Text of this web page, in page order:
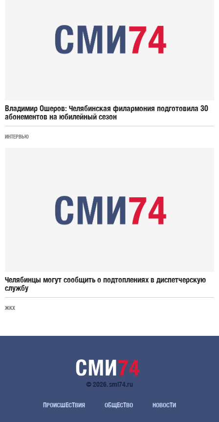
Владимир Ошеров: Челябинская филармония подготовила 30
абонементов на юбилейный сезон
ИНТЕРВЬЮ
Челябинцы могут сообщить о подтоплениях в диспетчерскую
службу
ЖКХ
© 2026. smi74.ru
ПРОИСШЕСТВИЯ ОБЩЕСТВО НОВОСТИ